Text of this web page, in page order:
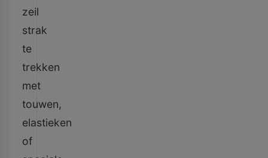
zeil
strak
te
trekken
met
touwen,
elastieken
of